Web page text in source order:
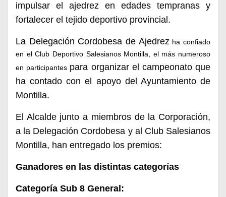
impulsar el ajedrez en edades tempranas y
fortalecer el tejido deportivo provincial.
La Delegación Cordobesa de Ajedrez ha confiado
en elClub Deportivo Salesianos Montilla
el más numeroso
en participantes para organizar el campeonato que
ha contado con el apoyo del Ayuntamiento de
Montilla.
El Alcalde junto a miembros de la Corporación,
a la Delegación Cordobesa y al Club Salesianos
Montilla, han entregado los premios:
Ganadores en las distintas categorías
Categoría Sub 8 General: